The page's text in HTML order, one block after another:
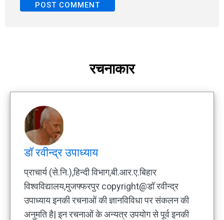
रचनाकार
डॉ रवीन्द्र उपाध्याय
प्राचार्य (से.नि.),हिन्दी विभाग,बी.आर.ए.बिहार
विश्वविद्यालय,मुजफ्फरपुर copyright@डॉ रवीन्द्र
उपाध्याय इनकी रचनाओं की ज्ञानविविधा पर संकलन की
अनुमति है| इन रचनाओं के अन्यत्र उपयोग से पूर्व इनकी